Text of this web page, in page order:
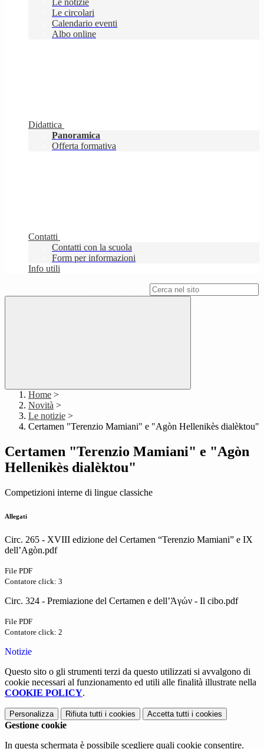
Le notizie
Le circolari
Calendario eventi
Albo online
Didattica
Panoramica
Offerta formativa
Contatti
Contatti con la scuola
Form per informazioni
Info utili
Home >
Novità >
Le notizie >
Certamen "Terenzio Mamiani" e "Agòn Hellenikès dialèktou"
Certamen "Terenzio Mamiani" e "Agòn
Hellenikès dialèktou"
Competizioni interne di lingue classiche
Allegati
Circ. 265 - XVIII edizione del Certamen “Terenzio Mamiani” e IX
dell’Agòn.pdf
File PDF
Contatore click: 3
Circ. 324 - Premiazione del Certamen e dell’Ἀγών - Il cibo.pdf
File PDF
Contatore click: 2
Notizie
Questo sito o gli strumenti terzi da questo utilizzati si avvalgono di
cookie necessari al funzionamento ed utili alle finalità illustrate nella
COOKIE POLICY.
Personalizza Rifiuta tutti i cookies Accetta tutti i cookies
Gestione cookie
In questa schermata è possibile scegliere quali cookie consentire.